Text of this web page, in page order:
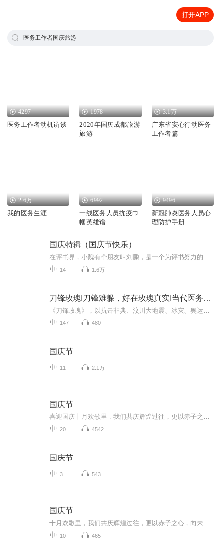
打开APP
医务工作者国庆旅游
4297
医务工作者动机访谈
1978
2020年国庆成都旅游
旅游
3.1万
广东省安心行动医务
工作者篇
2.6万
我的医务生涯
6992
一线医务人员抗疫巾
帼英雄谱
9496
新冠肺炎医务人员心
理防护手册
国庆特辑（国庆节快乐）
14 1.6万
刀锋玫瑰I刀锋难躲，好在玫瑰真实I当代医务工作实录
147 480
国庆节
11 2.1万
国庆节
20 4542
国庆节
3 543
国庆节
10 465